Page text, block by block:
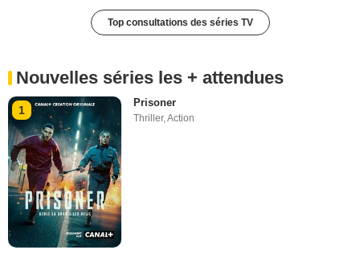
Top consultations des séries TV
Nouvelles séries les + attendues
1
Prisoner
Thriller,Action